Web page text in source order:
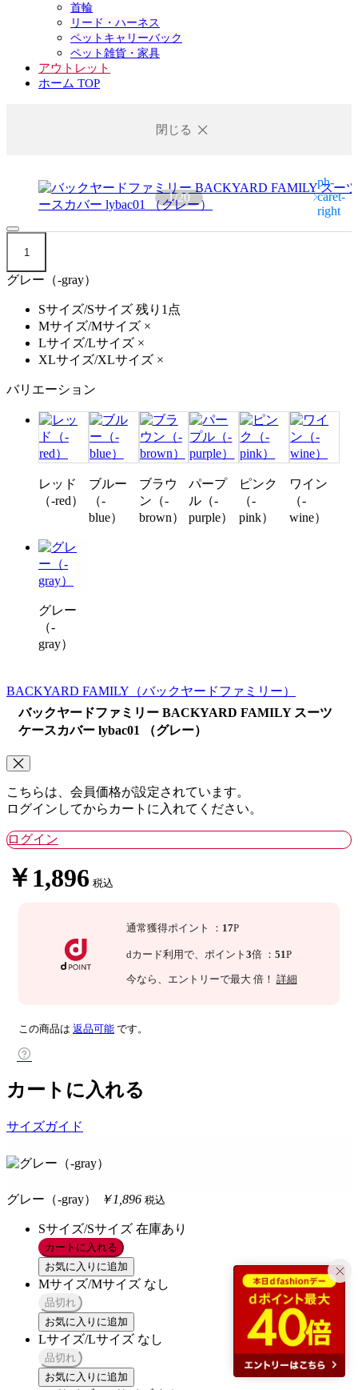
首輪
リード・ハーネス
ペットキャリーバック
ペット雑貨・家具
アウトレット
ホーム TOP
閉じる
1/20
1
グレー（-gray）
Sサイズ/Sサイズ 残り1点
Mサイズ/Mサイズ ×
Lサイズ/Lサイズ ×
XLサイズ/XLサイズ ×
バリエーション
レッド
（-red）
ブルー
（-
blue）
ブラウ
ン（-
brown）
パープ
ル（-
purple）
ピンク
（-
pink）
ワイン
（-
wine）
グレー
（-
gray）
BACKYARD FAMILY （バックヤードファミリー）
バックヤードファミリー BACKYARD FAMILY スーツ
ケースカバー lybac01 （グレー）
こちらは、会員価格が設定されています。
ログインしてからカートに入れてください。
ログイン
￥1,896 税込
通常獲得ポイント ： 17P
dカード利用で、 ポイント 3倍 ： 51P
今なら 、エントリーで最大 倍！ 詳細
この商品は 返品可能 です。
カートに入れる
サイズガイド
グレー（-gray） ￥1,896 税込
Sサイズ/Sサイズ 在庫あり
カートに入れる
お気に入りに追加
Mサイズ/Mサイズ なし
品切れ
お気に入りに追加
Lサイズ/Lサイズ なし
品切れ
お気に入りに追加